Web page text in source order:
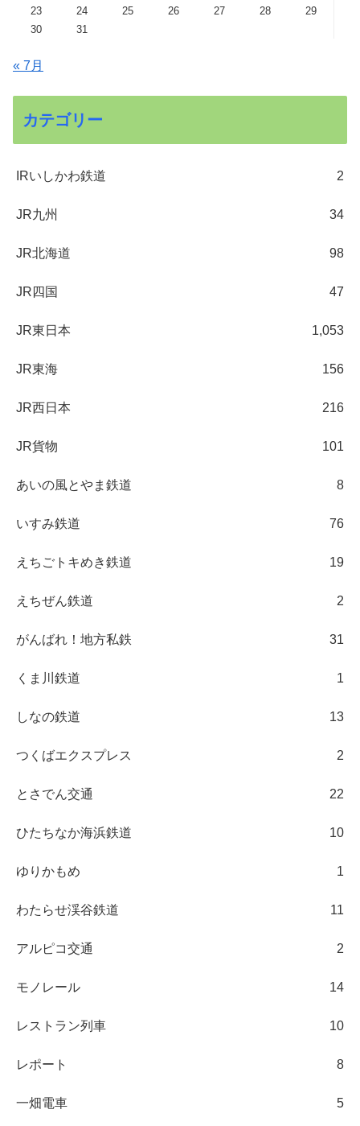
23
24 25 26 27 28
29
30
31
« 7月
カテゴリー
IRいしかわ鉄道 2
JR九州 34
JR北海道 98
JR四国 47
JR東日本 1,053
JR東海 156
JR西日本 216
JR貨物 101
あいの風とやま鉄道 8
いすみ鉄道 76
えちごトキめき鉄道 19
えちぜん鉄道 2
がんばれ！地方私鉄 31
くま川鉄道 1
しなの鉄道 13
つくばエクスプレス 2
とさでん交通 22
ひたちなか海浜鉄道 10
ゆりかもめ 1
わたらせ渓谷鉄道 11
アルピコ交通 2
モノレール 14
レストラン列車 10
レポート 8
一畑電車 5